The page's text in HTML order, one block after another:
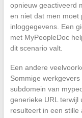
opnieuw geactiveerd
en niet dat men moet
inloggegevens. Een
met MyPeopleDoc
dit scenario valt.
Een andere
Sommige
subdomein van
generieke URL terwijl
resulteert in een stille